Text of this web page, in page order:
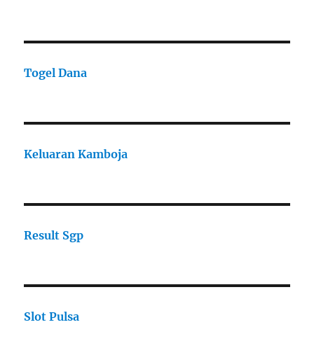
Togel Dana
Keluaran Kamboja
Result Sgp
Slot Pulsa